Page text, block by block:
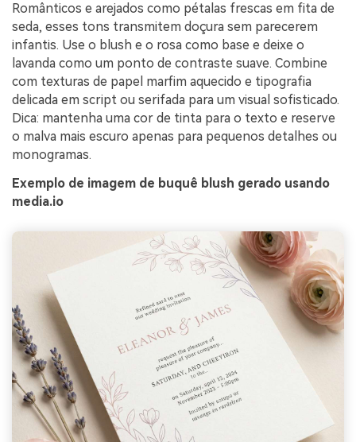
Românticos e arejados como pétalas frescas em fita de
seda, esses tons transmitem doçura sem parecerem
infantis. Use o blush e o rosa como base e deixe o
lavanda como um ponto de contraste suave. Combine
com texturas de papel marfim aquecido e tipografia
delicada em script ou serifada para um visual sofisticado.
Dica: mantenha uma cor de tinta para o texto e reserve
o malva mais escuro apenas para pequenos detalhes ou
monogramas.
Exemplo de imagem de buquê blush gerado usando
media.io